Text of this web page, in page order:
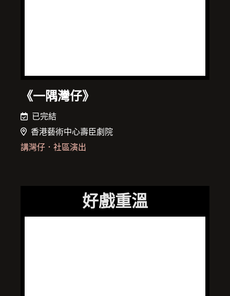
《一隅灣仔》
已完結
香港藝術中心壽臣劇院
講灣仔． 社區演出
好戲重溫